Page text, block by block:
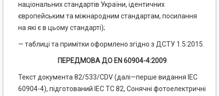
національних стандартів України, ідентичних
європейським та міжнародним стандартам, посилання
на які є в цьому стандарті);
— таблиці та примітки оформлено згідно з ДСТУ 1.5:2015.
ПЕРЕДМОВА ДО EN 60904-4:2009
Текст документа 82/533/СDV (далі—перше видання ІЕС
60904-4), підготований ІЕС ТС 82, Сонячні фотоелектричні